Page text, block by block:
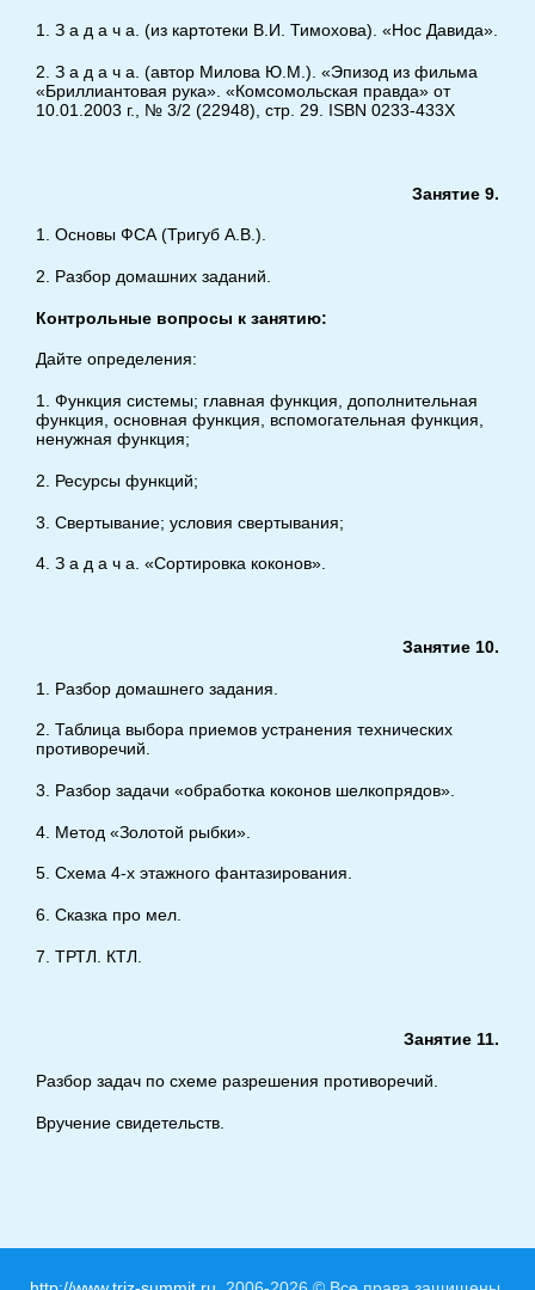
1. З а д а ч а. (из картотеки В.И. Тимохова). «Нос Давида».
2. З а д а ч а. (автор Милова Ю.М.). «Эпизод из фильма
«Бриллиантовая рука». «Комсомольская правда» от
10.01.2003 г., № 3/2 (22948), стр. 29. ISBN 0233-433Х
Занятие 9.
1. Основы ФСА (Тригуб А.В.).
2. Разбор домашних заданий.
Контрольные вопросы к занятию:
Дайте определения:
1. Функция системы; главная функция, дополнительная
функция, основная функция, вспомогательная функция,
ненужная функция;
2. Ресурсы функций;
3. Свертывание; условия свертывания;
4. З а д а ч а. «Сортировка коконов».
Занятие 10.
1. Разбор домашнего задания.
2. Таблица выбора приемов устранения технических
противоречий.
3. Разбор задачи «обработка коконов шелкопрядов».
4. Метод «Золотой рыбки».
5. Схема 4-х этажного фантазирования.
6. Сказка про мел.
7. ТРТЛ. КТЛ.
Занятие 11.
Разбор задач по схеме разрешения противоречий.
Вручение свидетельств.